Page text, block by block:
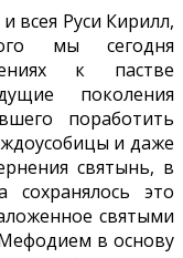
всея Руси Кирилл,
мы сегодня
к пастве
поколения
поработить
и даже
святынь, в
сохранялось это
святыми
в основу